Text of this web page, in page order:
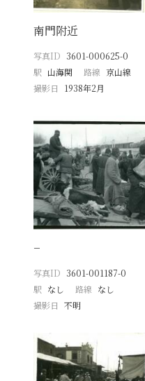
南門附近
写真ID 3601-000625-0
駅 山海関 路線 京山線
撮影日
1938年2月
−
写真ID 3601-001187-0
駅 なし 路線 なし
撮影日
不明